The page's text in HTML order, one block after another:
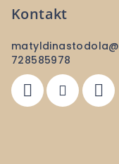
Kontakt
matyldinastodola@
728585978